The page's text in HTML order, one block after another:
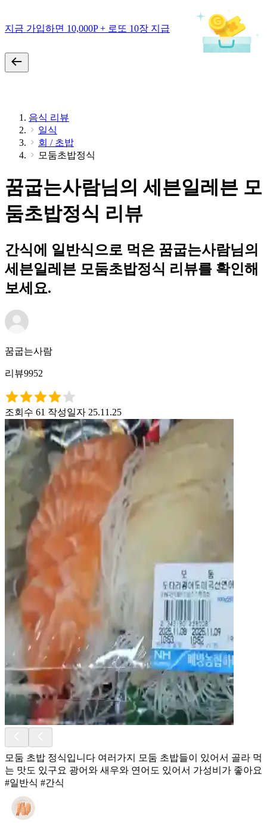
지금 가입하면 10,000P + 로또 10장 지급
음식 리뷰
일식
회 / 초밥
모둠초밥정식
꿈굽는사람님의 세븐일레븐 모
둠초밥정식 리뷰
간식에 일반식으로 먹은 꿈굽는사람님의
세븐일레븐 모둠초밥정식 리뷰를 확인해
보세요.
꿈굽는사람
리뷰9952
조회수 61 작성일자 25.11.25
모둠 초밥 정식입니다 여러가지 모둠 초밥들이 있어서 골라 먹
는 맛도 있구요 광어와 새우와 연어도 있어서 가성비가 좋아요
#일반식 #간식